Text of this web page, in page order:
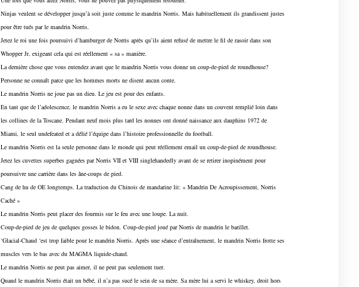
Ninjas veulent se développer jusqu’à soit juste comme le mandrin Norris. Mais habituellement ils grandissent justes
pour être tués par le mandrin Norris.
Jetez le roi une fois poursuivi d’hamburger de Norris après qu’ils aient refusé de mettre le fil de rasoir dans son
Whopper Jr, exigeant cela qui est réellement « sa » manière.
La dernière chose que vous entendez avant que le mandrin Norris vous donne un coup-de-pied de roundhouse?
Personne ne connaît parce que les hommes morts ne disent aucun conte.
Le mandrin Norris ne joue pas un dieu. Le jeu est pour des enfants.
En tant que de l’adolescence, le mandrin Norris a eu le sexe avec chaque nonne dans un couvent remplié loin dans
les collines de la Toscane. Pendant neuf mois plus tard les nonnes ont donné naissance aux dauphins 1972 de
Miami, le seul undefeated et a délié l’équipe dans l’histoire professionnelle du football.
Le mandrin Norris est la seule personne dans le monde qui peut réellement email un coup-de-pied de roundhouse.
Jetez les cuvettes superbes gagnées par Norris VII et VIII singlehandedly avant de se retirer inopinément pour
poursuivre une carrière dans les âne-coups de pied.
Cang de hu de OE longtemps. La traduction du Chinois de mandarine lit: « Mandrin De Acroupissement, Norris
Caché »
Le mandrin Norris peut placer des fourmis sur le feu avec une loupe. La nuit.
Coup-de-pied de jeu de quelques gosses le bidon. Coup-de-pied joué par Norris de mandrin le barillet.
‘Glacial-Chaud ‘est trop faible pour le mandrin Norris. Après une séance d’entraînement, le mandrin Norris frotte ses
muscles vers le bas avec du MAGMA liquide-chaud.
Le mandrin Norris ne peut pas aimer, il ne peut pas seulement tuer.
Quand le mandrin Norris était un bébé, il n’a pas sucé le sein de sa mère. Sa mère lui a servi le whiskey, droit hors